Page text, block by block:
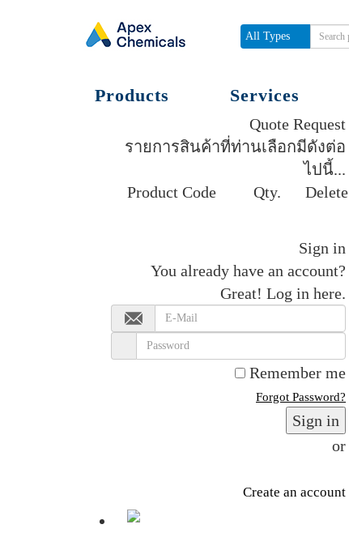
All Types
Products Services
Quote Request
รายการสินค้าที่ท่านเลือกมีดังต่อ
ไปนี้...
Product Code
Qty. Delete
Sign in
You already have an account?
Great! Log in here.
Remember me
Forgot Password?
Sign in
or
Create an account